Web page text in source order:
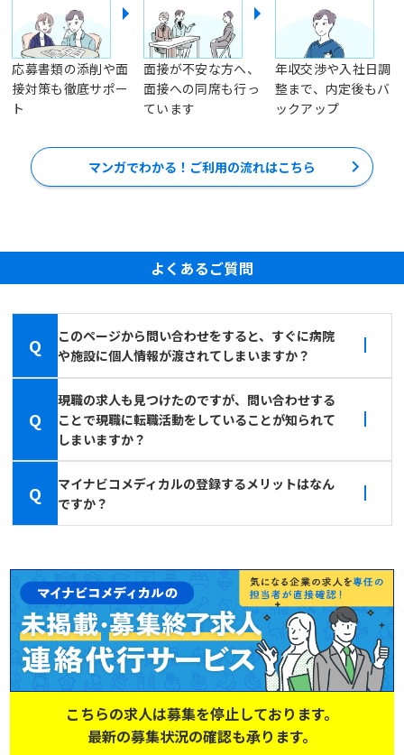
応募書類の添削や面
接対策も徹底サポー
ト
面接が不安な方へ、
面接への同席も行っ
ています
年収交渉や入社日調
整まで、内定後もバ
ックアップ
マンガでわかる！ご利用の流れはこちら
よくあるご質問
Q
このページから問い合わせをすると、すぐに病院
や施設に個人情報が渡されてしまいますか？
Q
現職の求人も見つけたのですが、問い合わせする
ことで現職に転職活動をしていることが知られて
しまいますか？
Q
マイナビコメディカルの登録するメリットはなん
ですか？
こちらの求人は募集を停止しております。
最新の募集状況の確認も承ります。